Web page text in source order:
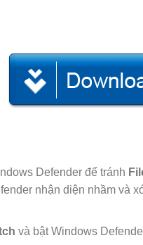
Defender để tránh
nhận diện nhầm và
và bật Windows